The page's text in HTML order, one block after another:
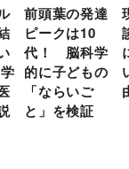
前頭葉の発達
ピークは10
代！ 脳科学
的に子どもの
「ならいご
と」を検証